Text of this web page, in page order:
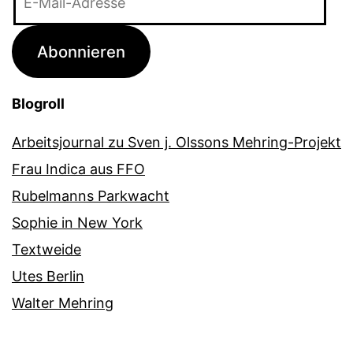
Adresse
Abonnieren
Blogroll
Arbeitsjournal zu Sven j. Olssons Mehring-Projekt
Frau Indica aus FFO
Rubelmanns Parkwacht
Sophie in New York
Textweide
Utes Berlin
Walter Mehring